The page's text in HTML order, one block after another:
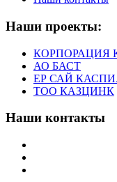
Наши проекты:
КОРПОРАЦИЯ
АО БАСТ
ЕР САЙ
ТОО КАЗЦИНК
Наши контакты